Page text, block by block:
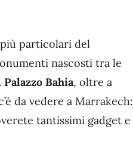
particolari del
nascosti tra le
Bahia, oltre a
da vedere a Marrakech:
tantissimi gadget e